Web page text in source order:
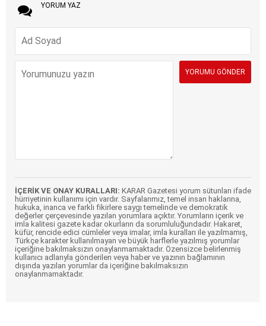
YORUM YAZ
İÇERİK VE ONAY KURALLARI: KARAR Gazetesi yorum sütunları ifade
hürriyetinin kullanımı için vardır. Sayfalarımız, temel insan haklarına,
hukuka, inanca ve farklı fikirlere saygı temelinde ve demokratik
değerler çerçevesinde yazılan yorumlara açıktır. Yorumların içerik ve
imla kalitesi gazete kadar okurların da sorumluluğundadır. Hakaret,
küfür, rencide edici cümleler veya imalar, imla kuralları ile yazılmamış,
Türkçe karakter kullanılmayan ve büyük harflerle yazılmış yorumlar
içeriğine bakılmaksızın onaylanmamaktadır. Özensizce belirlenmiş
kullanıcı adlarıyla gönderilen veya haber ve yazının bağlamının
dışında yazılan yorumlar da içeriğine bakılmaksızın
onaylanmamaktadır.